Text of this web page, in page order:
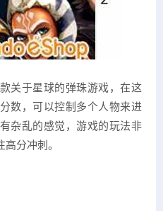
关于星球的弹珠游戏，在这
数，可以控制多个人物来进
杂乱的感觉，游戏的玩法非
分冲刺。